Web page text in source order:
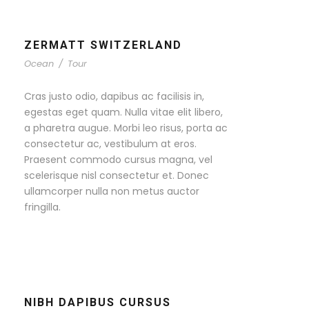
ZERMATT SWITZERLAND
Ocean / Tour
Cras justo odio, dapibus ac facilisis in,
egestas eget quam. Nulla vitae elit libero,
a pharetra augue. Morbi leo risus, porta ac
consectetur ac, vestibulum at eros.
Praesent commodo cursus magna, vel
scelerisque nisl consectetur et. Donec
ullamcorper nulla non metus auctor
fringilla.
NIBH DAPIBUS CURSUS